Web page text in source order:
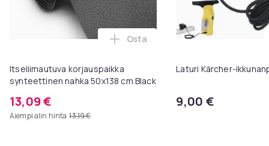
Itseliimautuva korjauspaikka
synteettinen nahka 50x138 cm Black
13,09 €
Aiempi alin hinta 13,19 €
Lisää Itseliimautuva
Osta
Laturi Kärcher-
9,00 €